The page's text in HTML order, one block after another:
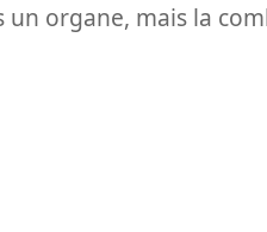
un organe, mais la